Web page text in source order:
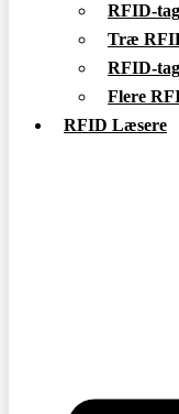
RFID-
Træ
RFID-
Flere
RFID Læsere